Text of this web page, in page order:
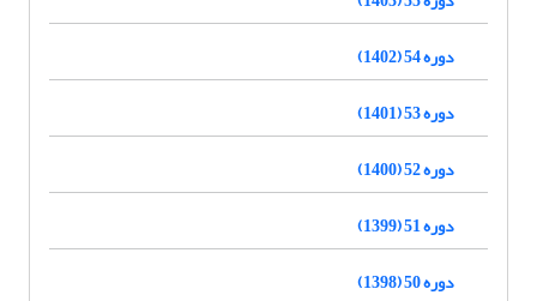
دوره 54 (1402)
دوره 53 (1401)
دوره 52 (1400)
دوره 51 (1399)
دوره 50 (1398)